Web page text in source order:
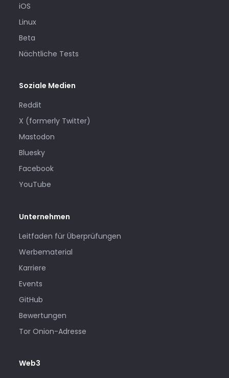
iOS
Linux
Beta
Nächtliche Tests
Soziale Medien
Reddit
X (formerly Twitter)
Mastodon
Bluesky
Facebook
YouTube
Unternehmen
Leitfaden für Überprüfungen
Werbematerial
Karriere
Events
GitHub
Bewertungen
Tor Onion-Adresse
Web3